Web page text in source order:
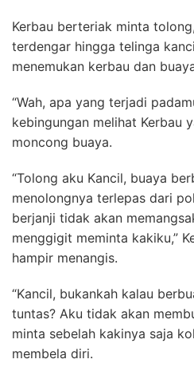
Kerbau berteriak minta
terdengar hingga telinga
menemukan kerbau dan
“Wah, apa yang terjadi
kebingungan melihat Kerbau
moncong buaya.
“Tolong aku Kancil, buaya
menolongnya terlepas dari
berjanji tidak akan
menggigit meminta kakiku,”
hampir menangis.
“Kancil, bukankah kalau
tuntas? Aku tidak akan
minta sebelah kakinya saja
membela diri.